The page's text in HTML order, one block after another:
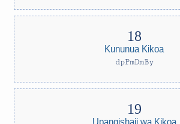
Kununua Kikoa
dpPmDmBy